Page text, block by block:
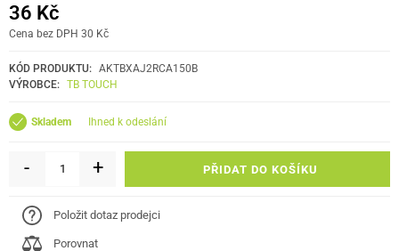
36 Kč
Cena bez DPH 30 Kč
KÓD PRODUKTU: AKTBXAJ2RCA150B
VÝROBCE: TB TOUCH
Skladem ihned k odeslání
- + PŘIDAT DO KOŠÍKU
Položit dotaz prodejci
Porovnat